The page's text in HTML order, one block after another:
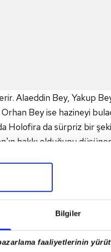
Bilgiler
faaliyetlerinin
Alaeddin Bey, Yakup
Bey ise hazineyi
Holofira da sürpriz bir
hakkı olduğunu
Hazineyi kim ele
başarılı olabilecek
diye sorar. Gonca
hesabını sorar?
Saadet Hatun'la